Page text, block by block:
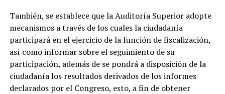
También, se establece que la Auditoría Superior adopte
mecanismos a través de los cuales la ciudadanía
participará en el ejercicio de la función de fiscalización,
así como informar sobre el seguimiento de su
participación, además de se pondrá a disposición de la
ciudadanía los resultados derivados de los informes
declarados por el Congreso, esto, a fin de obtener